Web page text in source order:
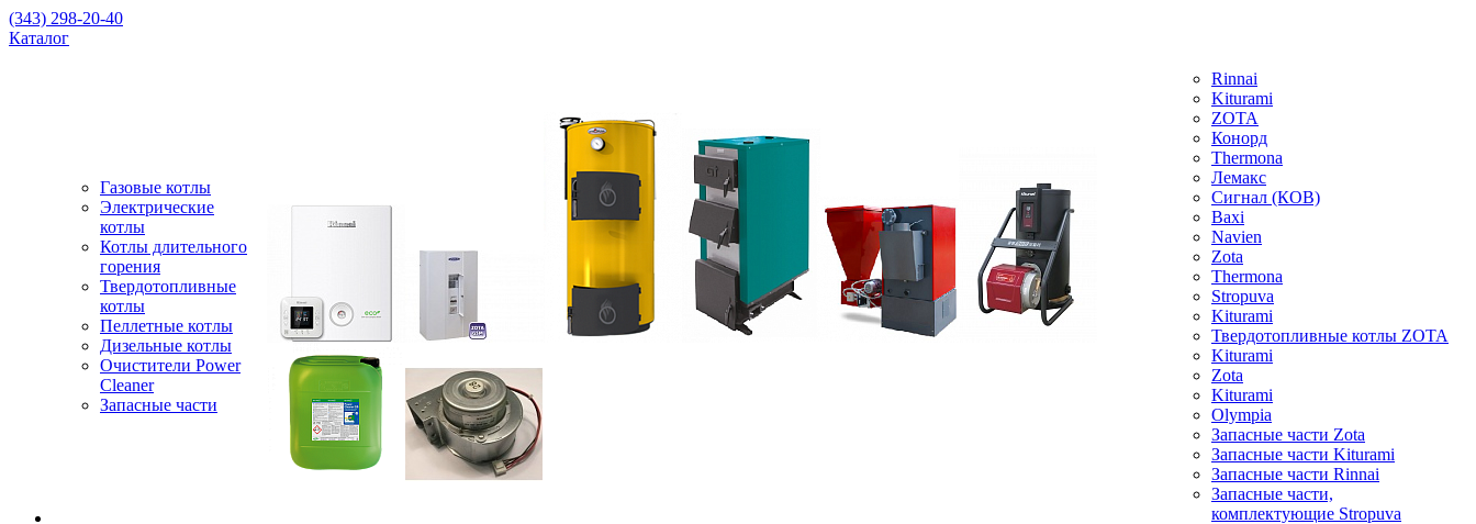
(343) 298-20-40
Каталог
Газовые котлы
Электрические
котлы
Котлы длительного
горения
Твердотопливные
котлы
Пеллетные котлы
Дизельные котлы
Очистители Power
Cleaner
Запасные части
Rinnai
Kiturami
ZOTA
Конорд
Thermona
Лемакс
Сигнал (КОВ)
Baxi
Navien
Zota
Thermona
Stropuva
Kiturami
Твердотопливные котлы ZOTA
Kiturami
Zota
Kiturami
Olympia
Запасные части Zota
Запасные части Kiturami
Запасные части Rinnai
Запасные части,
комплектующие Stropuva